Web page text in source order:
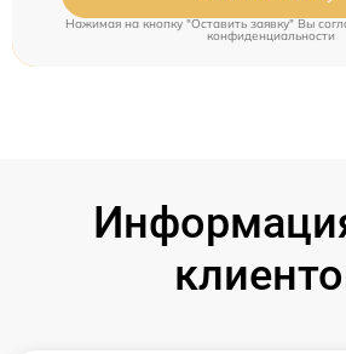
Нажимая на кнопку "Оставить заявку" Вы
конфиденциальности